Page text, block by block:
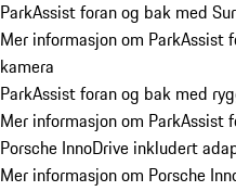
ParkAssist foran og bak med
Mer informasjon om ParkAssist
kamera
ParkAssist foran og bak med
Mer informasjon om ParkAssist
Porsche InnoDrive inkludert
Mer informasjon om Porsche